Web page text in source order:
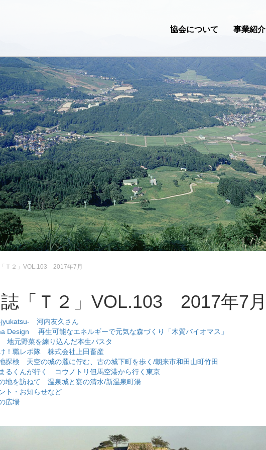
協会について 事業紹介
Ｔ２」VOL.103 2017年7月
「Ｔ２」VOL.103 2017年7月
jyukatsu- 河内友久さん
Design 再生可能なエネルギーで元気な森づくり「木質バイオマス」
地元野菜を練り込んだ本生パスタ
！職レポ隊 株式会社上田畜産
探検 天空の城の麓に佇む、古の城下町を歩く/朝来市和田山町竹田
るくんが行く コウノトリ但馬空港から行く東京
地を訪ねて 温泉城と宴の清水/新温泉町湯
ト・お知らせなど
広場